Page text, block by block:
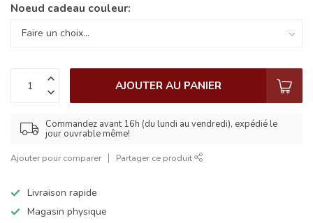
Noeud cadeau couleur:
AJOUTER AU PANIER
Commandez avant 16h (du lundi au vendredi), expédié le
jour ouvrable même!
Ajouter pour comparer Partager ce produit
Livraison rapide
Magasin physique